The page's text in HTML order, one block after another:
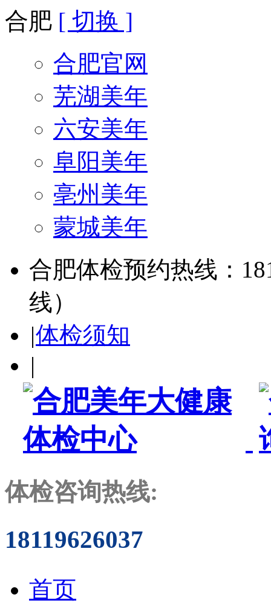
合肥 [ 切换 ]
合肥官网
芜湖美年
六安美年
阜阳美年
亳州美年
蒙城美年
合肥体检预约热线：
线）
|体检须知
|
体检咨询热线:
18119626037
首页